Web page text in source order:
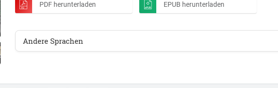
PDF herunterladen EPUB herunterladen
Andere Sprachen